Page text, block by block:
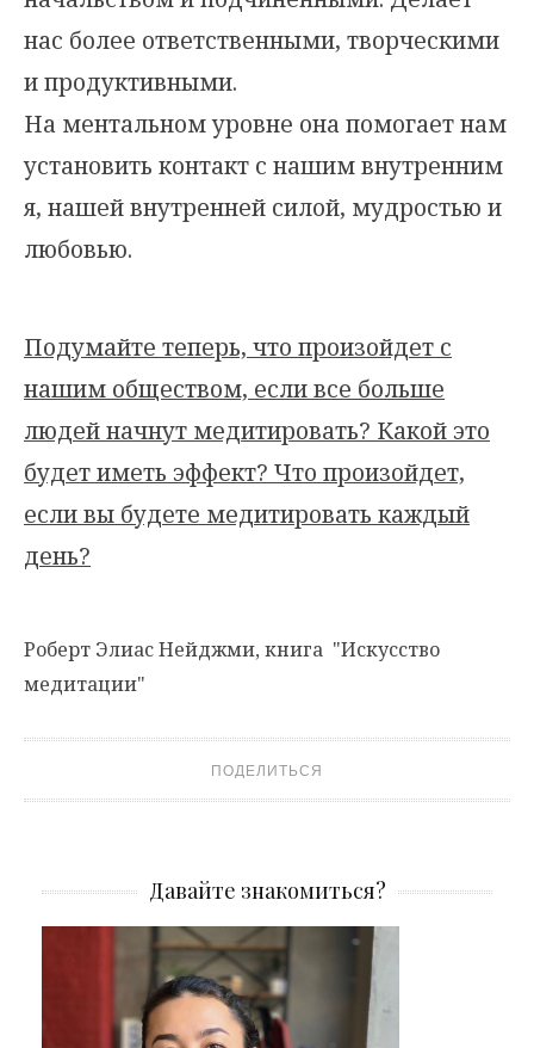
нас более ответственными, творческими
и продуктивными.
На ментальном уровне она помогает нам
установить контакт с нашим внутренним
я, нашей внутренней силой, мудростью и
любовью.
Подумайте теперь, что произойдет с
нашим обществом, если все больше
людей начнут медитировать? Какой это
будет иметь эффект? Что произойдет,
если вы будете медитировать каждый
день?
Роберт Элиас Нейджми, книга "Искусство
медитации"
ПОДЕЛИТЬСЯ
Давайте знакомиться?